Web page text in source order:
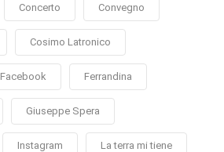
Concerto Convegno
Cosimo Latronico
Facebook Ferrandina
Giuseppe Spera
Instagram La terra mi tiene